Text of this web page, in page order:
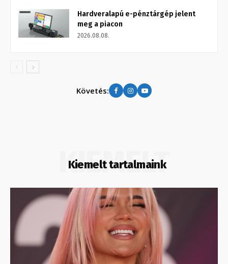
Hardveralapú e-pénztárgép jelent
meg a piacon
2026.08.08.
Követés:
Kiemelt tartalmaink
KIEMELT